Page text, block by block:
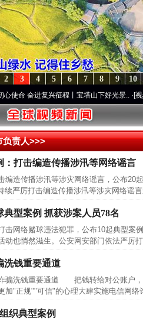
10
9
8
7
6
5
4
3
2
奋进复兴征程丨宝塔山下好光景..·[视频]因党
负责人>>>
：打击编造传播涉汛等网络谣言
造传播涉汛等涉灾网络谣言，公布
严厉打击编造传播涉汛等涉灾网络谣
型案例 抓获涉案人员78名
击网络赌球违法犯罪，公布10起典型
动也悄然滋生。公安网安部门依法严厉
洗钱重要通道
洗钱重要通道 把钱转给对公账户，
加"正规""可信"的心理大肆实施电信网络
织典型案例